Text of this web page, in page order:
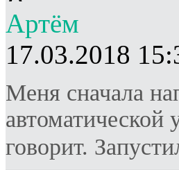
Артём
17.03.2018
Меня сначала
автоматической
говорит.